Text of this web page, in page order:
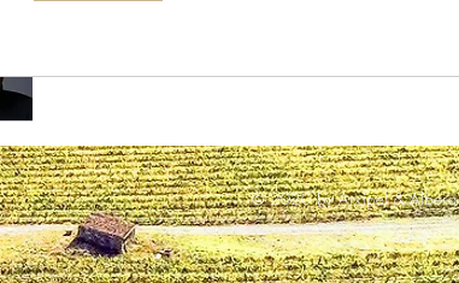
© 2020 by Arxipel & Albera